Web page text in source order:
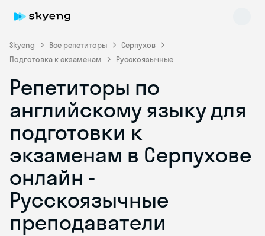
Skyeng Все репетиторы
Серпухов
Подготовка к экзаменам
Русскоязычные
Репетиторы по
английскому языку для
подготовки к
экзаменам в Серпухове
онлайн -
Русскоязычные
преподаватели
Skyeng Chat